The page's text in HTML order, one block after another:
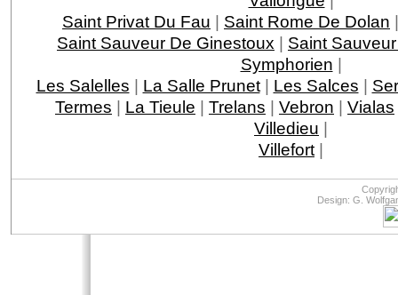
Saint Privat Du Fau | Saint Rome De Dolan
Saint Sauveur De Ginestoux | Saint
Symphorien |
Les Salelles | La Salle Prunet| Les Salces |
Termes | La Tieule | Trelans | Vebron | Vialas
Villedieu |
Villefort |
Design: G.